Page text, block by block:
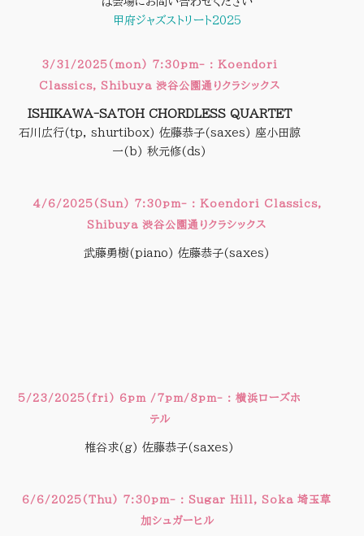
甲府ジャズストリート2025
3/31/2025(mon) 7:30pm- : Koendori
Classics, Shibuya 渋谷公園通りクラシックス
ISHIKAWA-SATOH CHORDLESS QUARTET
石川広行(tp, shurtibox) 佐藤恭子(saxes) 座小田諒
一(b) 秋元修(ds)
4/6/2025(Sun) 7:30pm- : Koendori Classics,
Shibuya 渋谷公園通りクラシックス
武藤勇樹(piano) 佐藤恭子(saxes)
5/23/2025(fri) 6pm /7pm/8pm- : 横浜ローズホ
テル
椎谷求(g) 佐藤恭子(saxes)
6/6/2025(Thu) 7:30pm- : Sugar Hill, Soka 埼玉草
加シュガーヒル